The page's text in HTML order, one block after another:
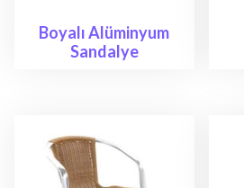
Boyalı Alüminyum
Sandalye